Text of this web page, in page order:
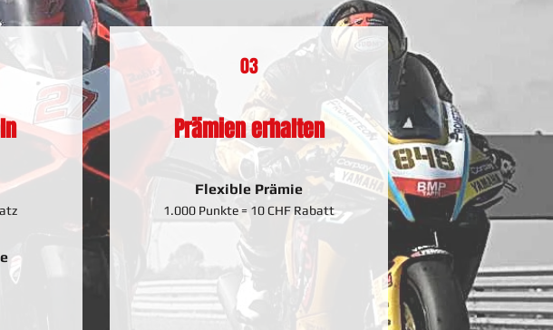
03
Prämien erhalten
Flexible Prämie
1.000 Punkte = 10 CHF Rabatt